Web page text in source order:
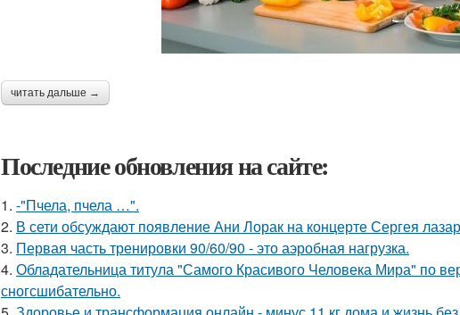
читать дальше →
Последние обновления на сайте:
1. -"Пчела, пчела …".
2. В сети обсуждают появление Ани Лорак на концерте Сергея
3. Первая часть тренировки 90/60/90 - это аэробная нагрузка.
4. Обладательница титула "Самого Красивого Человека Мира" по
сногсшибательно.